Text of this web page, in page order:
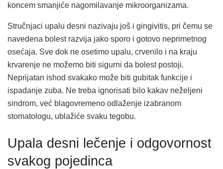
koncem smanjiće nagomilavanje mikroorganizama.
Stručnjaci upalu desni nazivaju još i gingivitis, pri čemu se
navedena bolest razvija jako sporo i gotovo neprimetnog
osećaja. Sve dok ne osetimo upalu, crvenilo i na kraju
krvarenje ne možemo biti sigurni da bolest postoji.
Neprijatan ishod svakako može biti gubitak funkcije i
ispadanje zuba. Ne treba ignorisati bilo kakav neželjeni
sindrom, već blagovremeno odlaženje izabranom
stomatologu, ublažiće svaku tegobu.
Upala desni lečenje i odgovornost
svakog pojedinca